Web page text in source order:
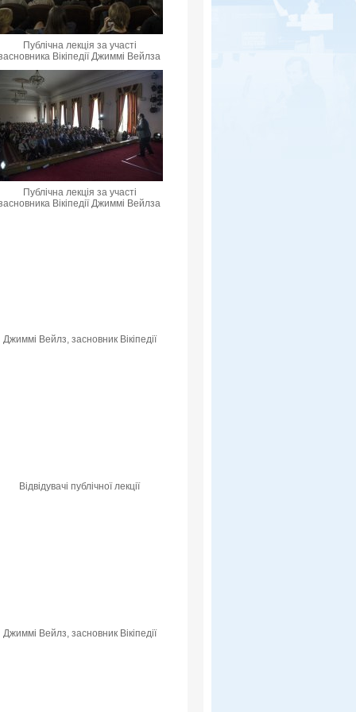
Публічна лекція за участі
Вікіпедії Джиммі Вейлза
Публічна лекція за участі
Вікіпедії Джиммі Вейлза
Джиммі Вейлз, засновник Вікіпедії
Відвідувачі публічної лекції
Джиммі Вейлз, засновник Вікіпедії